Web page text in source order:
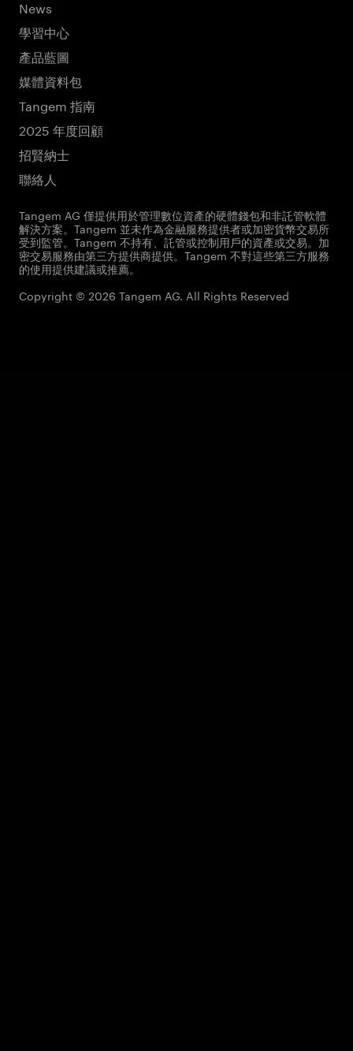
News
學習中心
產品藍圖
媒體資料包
Tangem 指南
2025 年度回顧
招賢納士
聯絡人
Tangem AG 僅提供用於管理數位資產的硬體錢包和非託管軟體
解決方案。Tangem 並未作為金融服務提供者或加密貨幣交易所
受到監管。Tangem 不持有、託管或控制用戶的資產或交易。加
密交易服務由第三方提供商提供。Tangem 不對這些第三方服務
的使用提供建議或推薦。